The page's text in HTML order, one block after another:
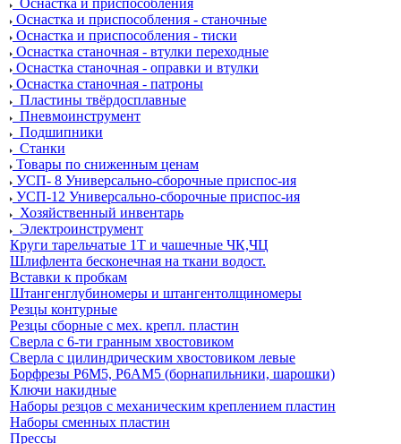
Оснастка и приспособления
Оснастка и приспособления - станочные
Оснастка и приспособления - тиски
Оснастка станочная - втулки переходные
Оснастка станочная - оправки и втулки
Оснастка станочная - патроны
Пластины твёрдосплавные
Пневмоинструмент
Подшипники
Станки
Товары по сниженным ценам
УСП- 8 Универсально-сборочные приспос-ия
УСП-12 Универсально-сборочные приспос-ия
Хозяйственный инвентарь
Электроинструмент
Круги тарельчатые 1Т и чашечные ЧК,ЧЦ
Шлифлента бесконечная на ткани водост.
Вставки к пробкам
Штангенглубиномеры и штангентолщиномеры
Резцы контурные
Резцы сборные с мех. крепл. пластин
Сверла с 6-ти гранным хвостовиком
Сверла с цилиндрическим хвостовиком левые
Борфрезы Р6М5, Р6АМ5 (борнапильники, шарошки)
Ключи накидные
Наборы резцов с механическим креплением пластин
Наборы сменных пластин
Прессы